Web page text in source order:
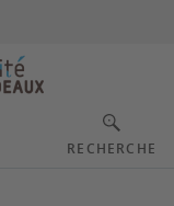
RECHERCHE